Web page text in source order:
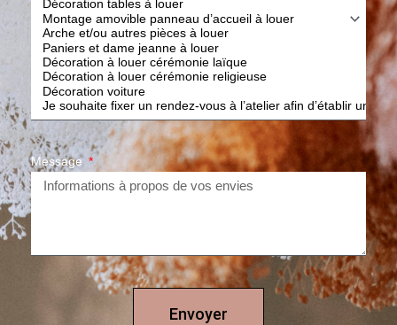
Message
Envoyer